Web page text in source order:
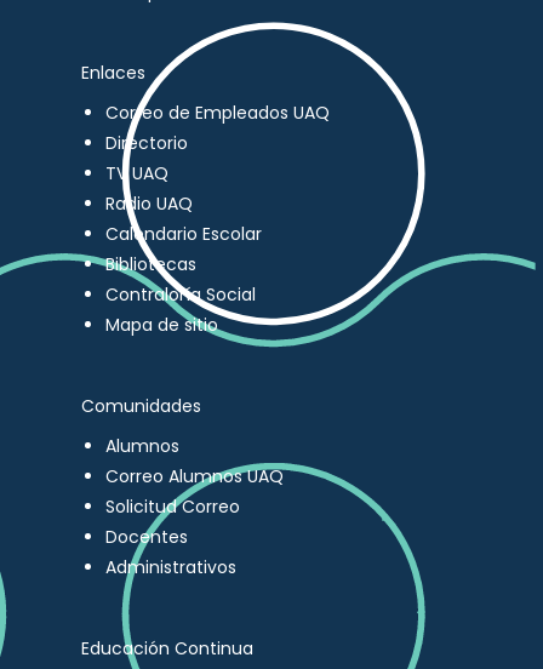
Enlaces
Correo de Empleados UAQ
Directorio
TV UAQ
Radio UAQ
Calendario Escolar
Bibliotecas
Contraloría Social
Mapa de sitio
Comunidades
Alumnos
Correo Alumnos UAQ
Solicitud Correo
Docentes
Administrativos
Educación Continua